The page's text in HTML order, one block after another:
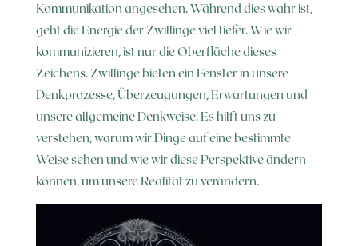
Kommunikation angesehen. Während dies wahr ist,
geht die Energie der Zwillinge viel tiefer. Wie wir
kommunizieren, ist nur die Oberfläche dieses
Zeichens. Zwillinge bieten ein Fenster in unsere
Denkprozesse, Überzeugungen, Erwartungen und
unsere allgemeine Denkweise. Es hilft uns zu
verstehen, warum wir Dinge auf eine bestimmte
Weise sehen und wie wir diese Perspektive ändern
können, um unsere Realität zu verändern.